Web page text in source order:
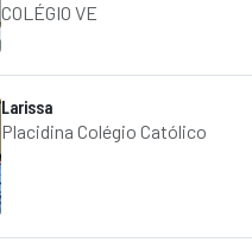
COLÉGIO VE
Larissa
Placidina Colégio Católico